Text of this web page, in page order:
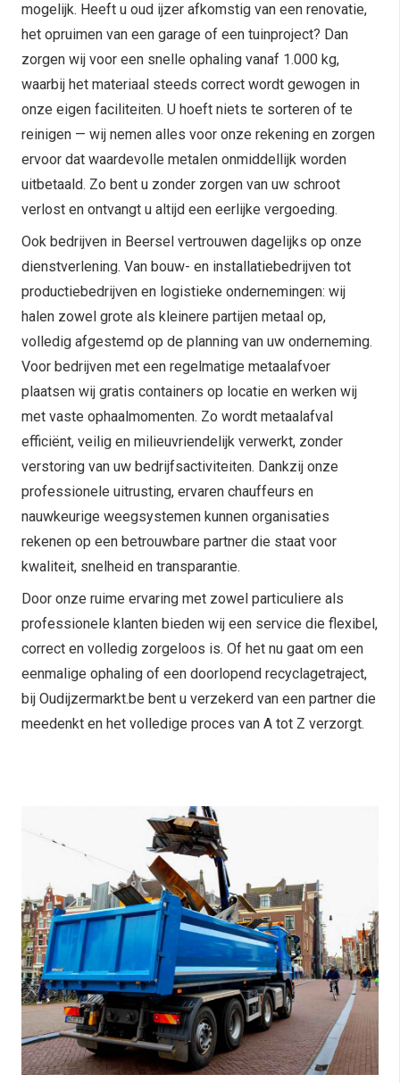
mogelijk. Heeft u oud ijzer afkomstig van een renovatie,
het opruimen van een garage of een tuinproject? Dan
zorgen wij voor een snelle ophaling vanaf 1.000 kg,
waarbij het materiaal steeds correct wordt gewogen in
onze eigen faciliteiten. U hoeft niets te sorteren of te
reinigen — wij nemen alles voor onze rekening en zorgen
ervoor dat waardevolle metalen onmiddellijk worden
uitbetaald. Zo bent u zonder zorgen van uw schroot
verlost en ontvangt u altijd een eerlijke vergoeding.
Ook bedrijven in Beersel vertrouwen dagelijks op onze
dienstverlening. Van bouw- en installatiebedrijven tot
productiebedrijven en logistieke ondernemingen: wij
halen zowel grote als kleinere partijen metaal op,
volledig afgestemd op de planning van uw onderneming.
Voor bedrijven met een regelmatige metaalafvoer
plaatsen wij gratis containers op locatie en werken wij
met vaste ophaalmomenten. Zo wordt metaalafval
efficiënt, veilig en milieuvriendelijk verwerkt, zonder
verstoring van uw bedrijfsactiviteiten. Dankzij onze
professionele uitrusting, ervaren chauffeurs en
nauwkeurige weegsystemen kunnen organisaties
rekenen op een betrouwbare partner die staat voor
kwaliteit, snelheid en transparantie.
Door onze ruime ervaring met zowel particuliere als
professionele klanten bieden wij een service die flexibel,
correct en volledig zorgeloos is. Of het nu gaat om een
eenmalige ophaling of een doorlopend recyclagetraject,
bij Oudijzermarkt.be bent u verzekerd van een partner die
meedenkt en het volledige proces van A tot Z verzorgt.